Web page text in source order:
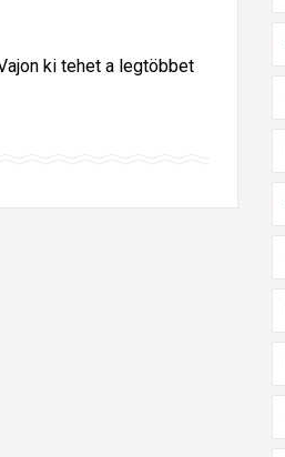
ki tehet a legtöbbet